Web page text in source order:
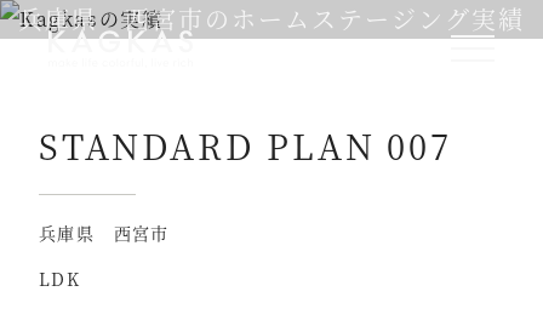
兵庫県 西宮市のホームステージング実績
STANDARD PLAN 007
兵庫県 西宮市
LDK